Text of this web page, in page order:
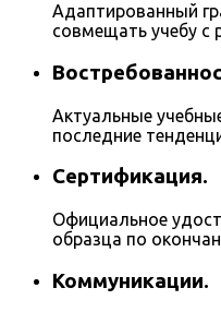
Адаптированный
совмещать учебу с
Актуальные
последние
Сертификация.
Официальное
образца по
Коммуникации.